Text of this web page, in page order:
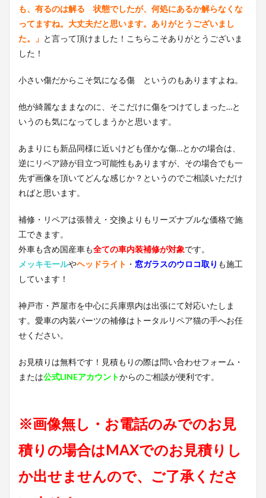
も、有るのは解る 状態でしたが、何処にあるか解らなくな
ってますね。大丈夫だと思います。ありがとうございまし
た。」 と言って頂けました！こちらこそありがとうございま
した！
小さい傷だからこそ気になる傷 というのもありますよね。
他が綺麗なままなのに、そこだけに傷をつけてしまった…と
いうのも気になってしまうかと思います。
あまりにも新品同様に近いけども僅かな傷…とかの場合は、
逆にリペア跡が目立つ可能性もありますが、その場合でも一
先ず画像を頂いてどんな感じか？というのでご相談いただけ
ればと思います。
補修・リペアは張替え・交換よりもリーズナブルな価格で施
工できます。
外車も含め国産車も全ての車内装補修が対象です。
メッキモールやヘッドライト ・ 窓ガラスのウロコ取り も施工
しています！
神戸市・芦屋市を中心に兵庫県内は出張にて対応いたしま
す。愛車の内装パーツの補修はトータルリペア猫の手へお任
せください。
お見積りは無料です！見積もりの際は問い合わせフォーム・
または公式LINEアカウントからのご相談が便利です。
※画像無し・お電話のみでのお見
積りの場合はMAXでのお見積りし
か出せませんので、ご了承くださ